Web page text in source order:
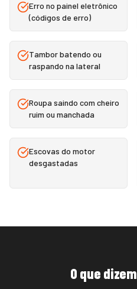
Erro no painel eletrônico
(códigos de erro)
Tambor batendo ou
raspando na lateral
Roupa saindo com cheiro
ruim ou manchada
Escovas do motor
desgastadas
O que dizem